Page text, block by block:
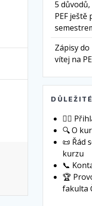
5
PEF ještě
Zápisy
vítej na
🙋‍♀️
🔍 O
📜 Řád
kurzu
📞
🏆
fakulta